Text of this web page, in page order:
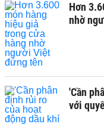
Hơn
nhờ
'Cần
với